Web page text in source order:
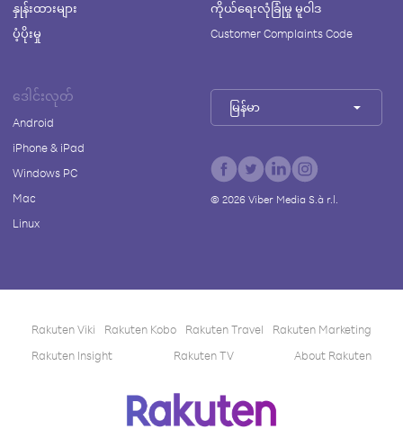
နှုန်းထားများ
ပံ့ပိုးမှု
ကိုယ်ရေးလုံခြုံမှု မူဝါဒ
Customer Complaints Code
ဒေါင်းလုတ်
Android
iPhone & iPad
Windows PC
Mac
Linux
မြန်မာ
© 2026Viber Media S.à r.l.
Rakuten Viki Rakuten Kobo Rakuten Travel
Rakuten Marketing
Rakuten Insight
Rakuten TV About Rakuten